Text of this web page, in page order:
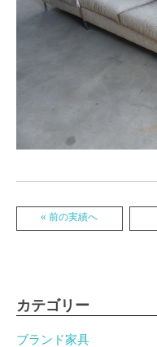
« 前の実績へ
カテゴリー
ブランド家具